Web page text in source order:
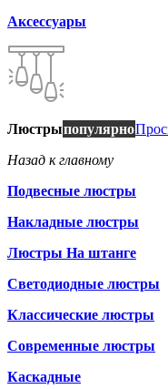
Аксессуары
Люстрыпопулярно
Назад к главному
Подвесные люстры
Накладные люстры
Люстры На штанге
Светодиодные люстры
Классические люстры
Современные люстры
Каскадные